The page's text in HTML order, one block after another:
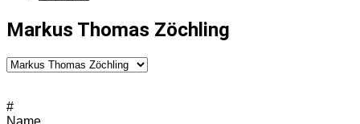
Markus Thomas Zöchling
#
Name